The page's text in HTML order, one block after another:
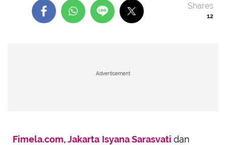
12
Shares
Advertisement
Fimela.com, Jakarta Isyana Sarasvati dan